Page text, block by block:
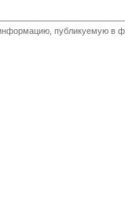
публикуемую